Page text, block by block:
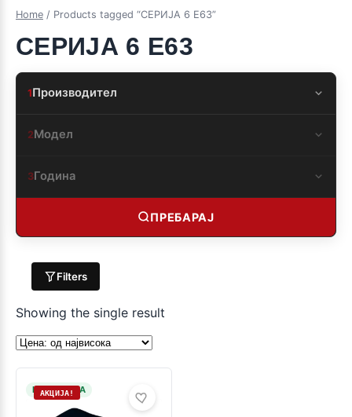
Home / Products tagged “СЕРИЈА 6 Е63”
СЕРИЈА 6 Е63
1Производител
2Модел
3Година
ПРЕБАРАЈ
Filters
Showing the single result
НА ЗАЛИХА
АКЦИЈА!